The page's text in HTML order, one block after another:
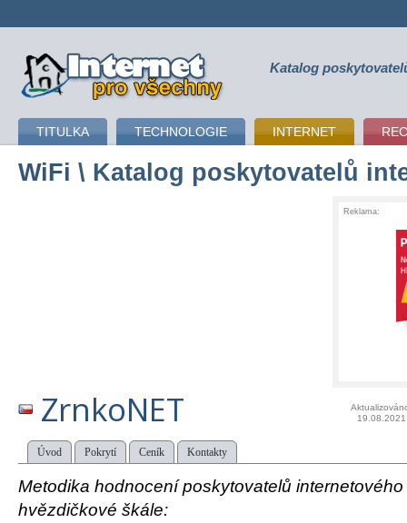
připojení k internetu Katalog
TITULKA TECHNOLOGIE INTERNET
WiFi \ Katalog poskytovatelů
Reklama:
ZrnkoNET
19.08.2021
Úvod Pokrytí Ceník Kontakty
Metodika hodnocení poskytovatelů
hvězdičkové škále: